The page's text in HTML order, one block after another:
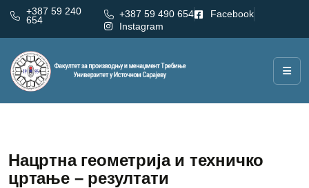
+387 59 240
654
+387 59 490 654
Facebook
Instagram
Нацртна геометрија и техничко
цртање – резултати